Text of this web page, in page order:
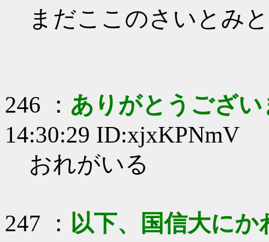
まだここのさいとみ
246 ： ありがとうござい
14:30:29 ID:xjxKPNmV
おれがいる
247 ： 以下、国信大に